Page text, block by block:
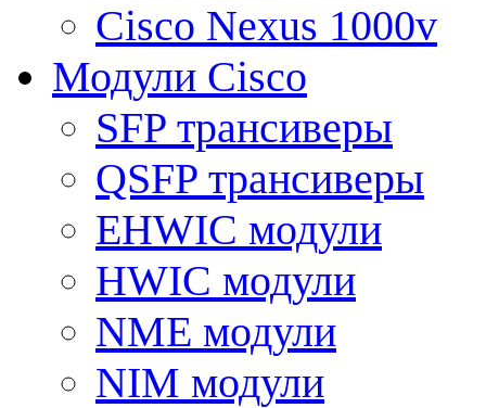
Cisco Nexus 1000v
Модули Cisco
SFP трансиверы
QSFP трансиверы
EHWIC модули
HWIC модули
NME модули
NIM модули